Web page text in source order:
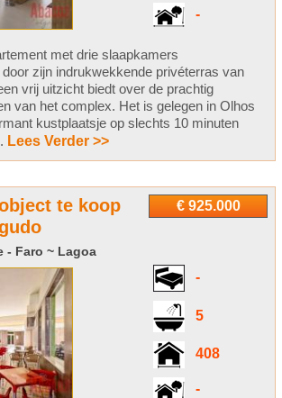
-
met drie slaapkamers
zijn indrukwekkende privéterras van
vrij uitzicht biedt over de prachtig
van het complex. Het is gelegen in Olhos
kustplaatsje op slechts 10 minuten
Lees Verder >>
€ 925.000
te koop
- Faro ~ Lagoa
-
5
408
-